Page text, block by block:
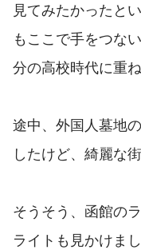
見てみたかったと
もここで手をつな
分の高校時代に重
途中、外国人墓地
したけど、綺麗な街
そうそう、函館の
ライトも見かけまし